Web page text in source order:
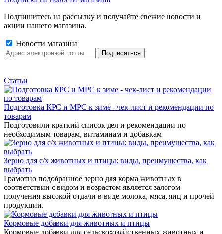
Подпишитесь на рассылку и получайте свежие новости и
акции нашего магазина.
Новости магазина
Статьи
Подготовка КРС и МРС к зиме - чек-лист и рекомендации по
товарам
Подготовили краткий список дел и рекомендации по
необходимым товарам, витаминам и добавкам
Зерно для с/х животных и птицы: виды, преимущества, как
выбрать
Грамотно подобранное зерно для корма животных в
соответствии с видом и возрастом является залогом
получения высокой отдачи в виде молока, мяса, яиц и прочей
продукции.
Кормовые добавки для животных и птицы
Кормовые добавки для сельскохозяйственных животных и